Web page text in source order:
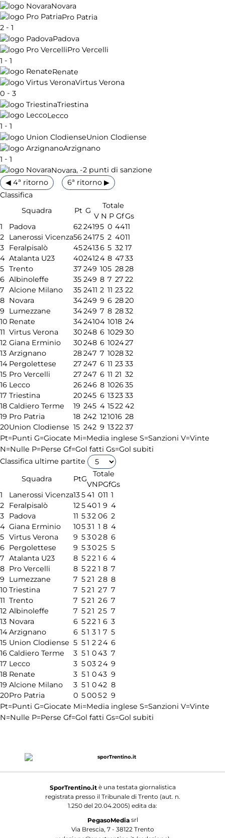
Novara
Pro Patria
2 - 1
Padova
Pro Vercelli
1 - 1
Renate
Virtus Verona
0 - 3
Triestina
Lecco
1 - 1
Union Clodiense
Arzignano
1 - 1
Novara, -2 punti di sanzione
◀ 4ª ritorno
6ª ritorno ▶
Classifica
Squadra
Pt G
Totale
V N P GfGs
1
Padova 6224195 0 4411
2
Lanerossi Vicenza5624175 2 4011
3
Feralpisalò 4524136 5 32 17
4 Atalanta U23 4024124 8 4733
5 Trento 37 249 105 2828
6 Albinoleffe 35 249 8 7 27 22
7 Alcione Milano 35 2411 2 11 23 22
8 Novara 34249 9 6 2820
9
Lumezzane 34249 7 8 2832
10 Renate 3424104 1018 24
11 Virtus Verona 30248 6 1029 30
12 Giana Erminio 30248 6 102427
13 Arzignano 28247 7 102832
14 Pergolettese 27 247 6 11 23 33
15 Pro Vercelli 27 247 6 11 21 32
16 Lecco 26246 8 102635
17 Triestina 20245 6 1323 33
18 Caldiero Terme 19 245 4 1522 42
19 Pro Patria 18 242 121016 28
20Union Clodiense 15 242 9 1322 37
Pt=Punti G=Giocate Mi=Media inglese S=Sanzioni V=Vinte
N=Nulle P=Perse Gf=Gol fatti Gs=Gol subiti
Classifica ultime partite
Squadra
PtG
Totale
VNPGfGs
1
Lanerossi Vicenza13541 011 1
2
Feralpisalò 125401 9 4
3
Padova 11 532 06 2
4 Giana Erminio 10531 1 8 4
5 Virtus Verona 9 53028 6
6 Pergolettese 9 53025 5
7 Atalanta U23 8 522 1 6 4
8 Pro Vercelli 8 522 1 8 7
9
Lumezzane 7 521 28 8
10 Triestina 7 521 27 7
11 Trento 7 521 26 7
12 Albinoleffe 7 521 25 7
13 Novara 6 522 1 6 3
14Arzignano 6 51 3 1 7 5
15 Union Clodiense 5 51 2 24 6
16 Caldiero Terme 3 51 043 7
17 Lecco 3 503 24 9
18 Renate 3 51 043 9
19 Alcione Milano 3 51 042 8
20Pro Patria 0 50052 9
Pt=Punti G=Giocate Mi=Media inglese S=Sanzioni V=Vinte
N=Nulle P=Perse Gf=Gol fatti Gs=Gol subiti
SporTrentino.itè una testata giornalistica
registrata presso il Tribunale di Trento (aut. n.
1.250 del 20.04.2005) edita da:
PegasoMediasrl
Via Brescia, 7 - 38122 Trento